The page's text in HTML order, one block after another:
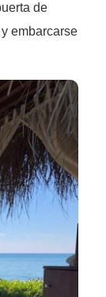
de
embarcarse